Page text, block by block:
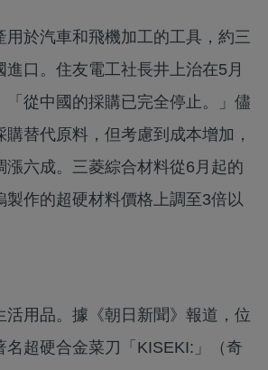
用於汽車和飛機加工的工具，約三
進口。住友電工社長井上治在5月
「從中國的採購已完全停止。」儘
替代原料，但考慮到成本增加，
漲六成。三菱綜合材料從6月起的
製作的超硬材料價格上調至3倍以
活用品。據《朝日新聞》報道，位
名超硬合金菜刀「KISEKI:」（奇